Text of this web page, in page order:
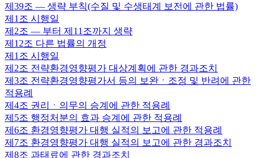
제39조 — 생략 부칙(수질 및 수생태계 보전에 관한 법률)
제1조 시행일
제2조 — 부터 제11조까지 생략
제12조 다른 법률의 개정
제1조 시행일
제2조 전략환경영향평가 대상계획에 관한 경과조치
제3조 전략환경영향평가서 등의 보완ㆍ조정 및 반려에 관한
적용례
제4조 권리ㆍ의무의 승계에 관한 적용례
제5조 행정처분의 효과 승계에 관한 적용례
제6조 환경영향평가 대행 실적의 보고에 관한 적용례
제7조 환경영향평가 대행 실적의 보고에 관한 경과조치
제8조 과태료에 관한 경과조치